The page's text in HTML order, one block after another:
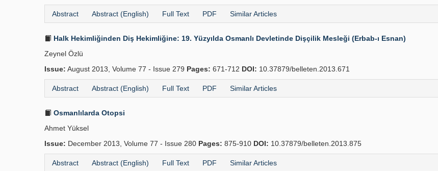
Abstract Abstract (English) Full Text PDF Similar Articles
Halk Hekimliğinden Diş Hekimliğine: 19. Yüzyılda Osmanlı Devletinde Dişçilik Mesleği (Erbab-ı Esnan)
Zeynel Özlü
Issue: August 2013, Volume 77 - Issue 279 Pages: 671-712 DOI: 10.37879/belleten.2013.671
Abstract Abstract (English) Full Text PDF Similar Articles
Osmanlılarda Otopsi
Ahmet Yüksel
Issue: December 2013, Volume 77 - Issue 280 Pages: 875-910 DOI: 10.37879/belleten.2013.875
Abstract Abstract (English) Full Text PDF Similar Articles